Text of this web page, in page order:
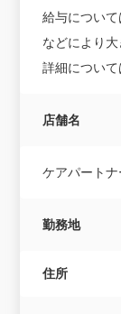
給与につい
などにより
詳細につい
店舗名
ケアパートナ
勤務地
住所